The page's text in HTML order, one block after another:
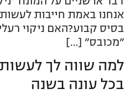
אנחנו באמת חייבות לעשות
בסיס קבוע?האם ניקוי
״מכובס״ […]
למה שווה לך
בכל עונה בשנה